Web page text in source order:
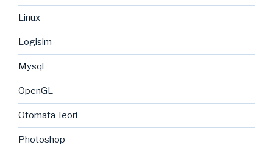
Linux
Logisim
Mysql
OpenGL
Otomata Teori
Photoshop